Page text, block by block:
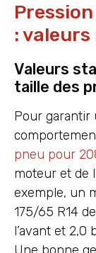
:
Valeurs
taille des
Pour garantir
pneu pour
moteur et de
exemple, un
175/65 R14
l’avant et 2,0